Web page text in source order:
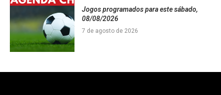
Jogos programados para este sábado,
08/08/2026
7 de agosto de 2026